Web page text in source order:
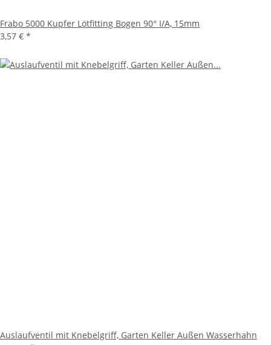
Frabo 5000 Kupfer Lötfitting Bogen 90° I/A, 15mm
3,57 € *
Auslaufventil mit Knebelgriff, Garten Keller Außen Wasserhahn